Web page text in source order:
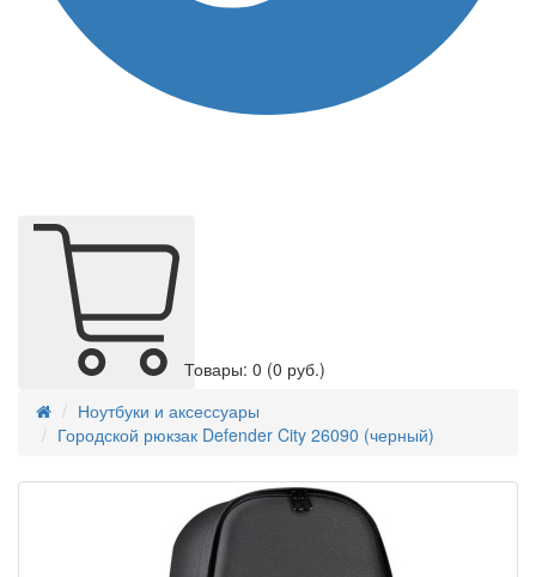
Товары: 0 (0 руб.)
Ноутбуки и аксессуары
Городской рюкзак Defender City 26090 (черный)